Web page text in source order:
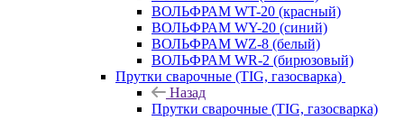
ВОЛЬФРАМ WT-20 (красный)
ВОЛЬФРАМ WY-20 (синий)
ВОЛЬФРАМ WZ-8 (белый)
ВОЛЬФРАМ WR-2 (бирюзовый)
Прутки сварочные (TIG, газосварка)
Назад
Прутки сварочные (TIG, газосварка)